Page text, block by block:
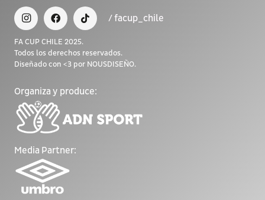
/ facup_chile
FA CUP CHILE 2025.
Todos los derechos reservados.
Diseñado con <3 por NOUSDISEÑO.
Organiza y produce:
Media Partner: